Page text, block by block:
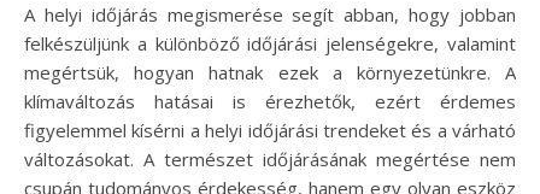
A helyi időjárás megismerése segít abban, hogy jobban
felkészüljünk a különböző időjárási jelenségekre, valamint
megértsük, hogyan hatnak ezek a környezetünkre. A
klímaváltozás hatásai is érezhetők, ezért érdemes
figyelemmel kísérni a helyi időjárási trendeket és a várható
változásokat. A természet időjárásának megértése nem
csupán tudományos érdekesség, hanem egy olyan eszköz